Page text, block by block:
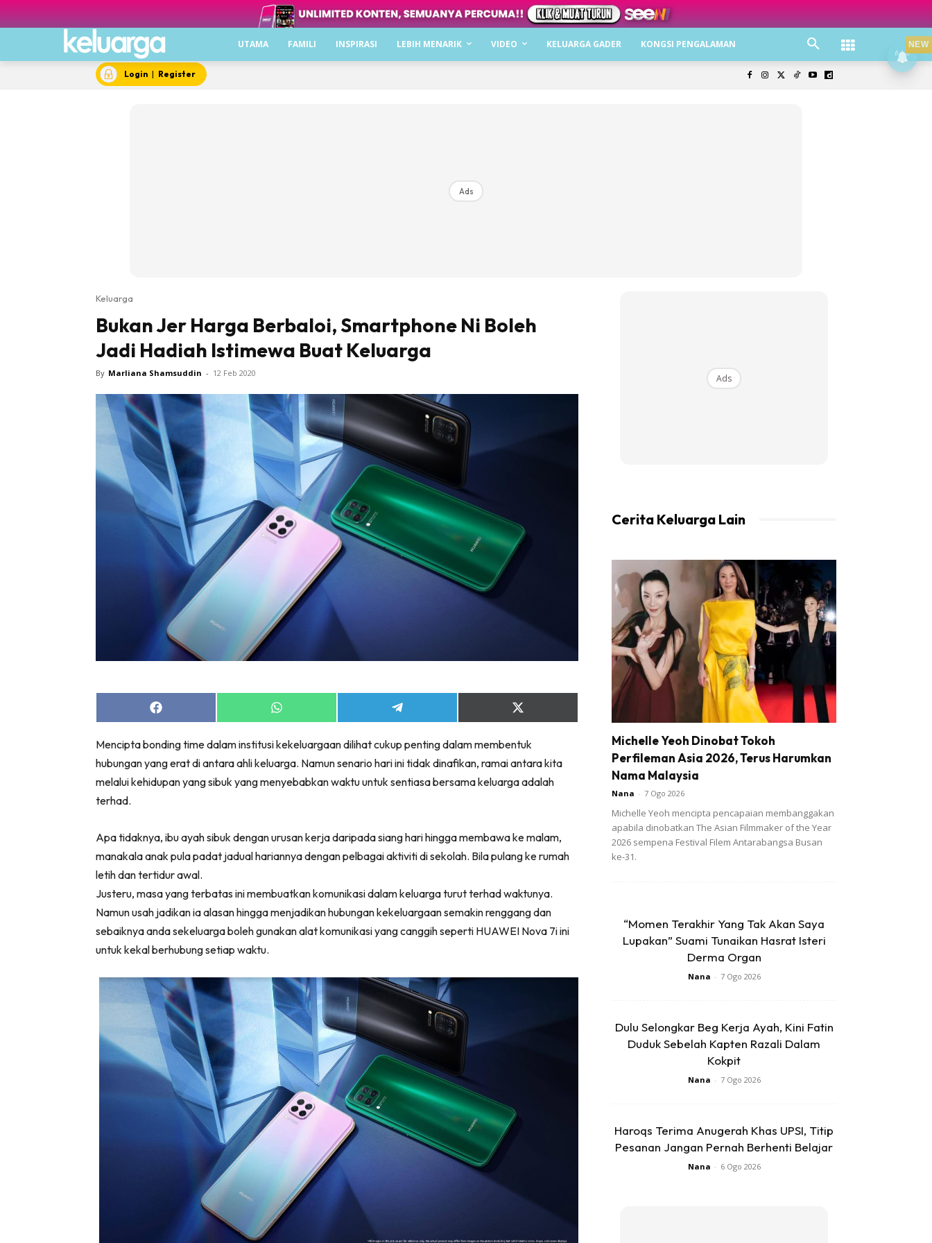
UTAMA FAMILI INSPIRASI LEBIH MENARIK VIDEO KELUARGA GADER KONGSI PENGALAMAN
Login | Register
Ads
Keluarga
Bukan Jer Harga Berbaloi, Smartphone Ni Boleh
Jadi Hadiah Istimewa Buat Keluarga
By Marliana Shamsuddin - 12 Feb 2020
Share
on
Share
on
Share
on
Share
on
(Twitter)
Mencipta bonding time dalam institusi kekeluargaan dilihat cukup penting dalam membentuk
hubungan yang erat di antara ahli keluarga. Namun senario hari ini tidak dinafikan, ramai antara kita
melalui kehidupan yang sibuk yang menyebabkan waktu untuk sentiasa bersama keluarga adalah
terhad.
Apa tidaknya, ibu ayah sibuk dengan urusan kerja daripada siang hari hingga membawa ke malam,
manakala anak pula padat jadual hariannya dengan pelbagai aktiviti di sekolah. Bila pulang ke rumah
letih dan tertidur awal.
Justeru, masa yang terbatas ini membuatkan komunikasi dalam keluarga turut terhad waktunya.
Namun usah jadikan ia alasan hingga menjadikan hubungan kekeluargaan semakin renggang dan
sebaiknya anda sekeluarga boleh gunakan alat komunikasi yang canggih seperti HUAWEI Nova 7i ini
untuk kekal berhubung setiap waktu.
Ads
Cerita Keluarga Lain
Michelle Yeoh Dinobat Tokoh
Perfileman Asia 2026, Terus Harumkan
Nama Malaysia
Nana - 7 Ogo 2026
Michelle Yeoh mencipta pencapaian membanggakan
apabila dinobatkan The Asian Filmmaker of the Year
2026 sempena Festival Filem Antarabangsa Busan
ke-31.
“Momen Terakhir Yang Tak Akan Saya
Lupakan” Suami Tunaikan Hasrat Isteri
Derma Organ
Nana - 7 Ogo 2026
Dulu Selongkar Beg Kerja Ayah, Kini Fatin
Duduk Sebelah Kapten Razali Dalam
Kokpit
Nana - 7 Ogo 2026
Haroqs Terima Anugerah Khas UPSI, Titip
Pesanan Jangan Pernah Berhenti Belajar
Nana - 6 Ogo 2026
NEW